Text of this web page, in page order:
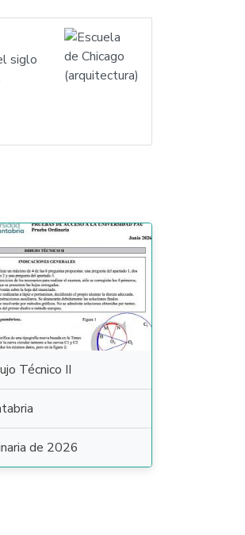
siglo
Técnico II
de 2026